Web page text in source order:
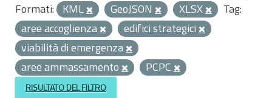
Formati: KML GeoJSON XLSX
Tag:
aree accoglienza
edifici strategici
viabilità di emergenza
aree ammassamento
PCPC
RISULTATO DEL FILTRO